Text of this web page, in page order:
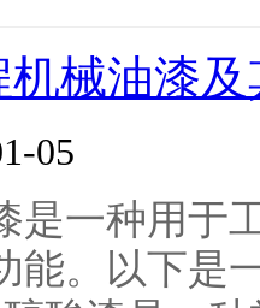
械油漆
05
是一种用于
能。以下是